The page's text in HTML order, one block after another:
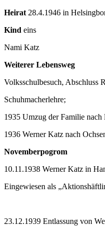
Heirat 28.4.1946 in
Kind eins
Nami Katz
Weiterer Lebensweg
Volksschulbesuch, Abschluss
Schuhmacherlehre;
1935 Umzug der Familie nach
1936 Werner Katz nach
Novemberpogrom
10.11.1938 Werner Katz in
Eingewiesen als
23.12.1939 Entlassung von